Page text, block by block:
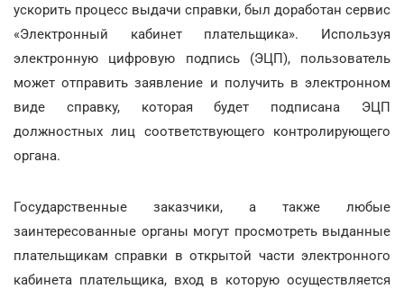
ускорить процесс выдачи справки, был доработан сервис
«Электронный кабинет плательщика». Используя
электронную цифровую подпись (ЭЦП), пользователь
может отправить заявление и получить в электронном
виде справку, которая будет подписана ЭЦП
должностных лиц соответствующего контролирующего
органа.
Государственные заказчики, а также любые
заинтересованные органы могут просмотреть выданные
плательщикам справки в открытой части электронного
кабинета плательщика, вход в которую осуществляется